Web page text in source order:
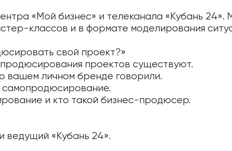
«Мой бизнес» и телеканала «Кубань 24».
классов и в формате моделирования
свой проект?»
проектов существуют.
вашем личном бренде говорили.
и кто такой бизнес-продюсер.
«Кубань 24».